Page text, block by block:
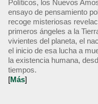
Políticos, los Nuevos
ensayo de pensamiento
recoge misteriosas
primeros ángeles a la
vivientes del planeta, el
el inicio de esa lucha a
la existencia humana,
tiempos.
[Más]